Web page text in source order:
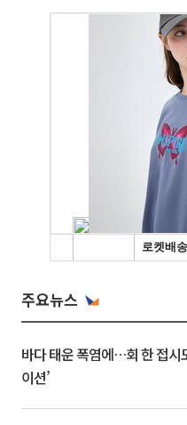
주요뉴스
바다 태운 폭염에…회 한 접시
이션’